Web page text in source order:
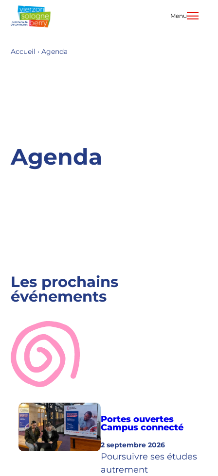
Aller
contenu
Menu
Accueil •Agenda
Agenda
Les prochains
événements
Portes ouvertes
Campus connecté
2 septembre 2026
Poursuivre ses études
autrement